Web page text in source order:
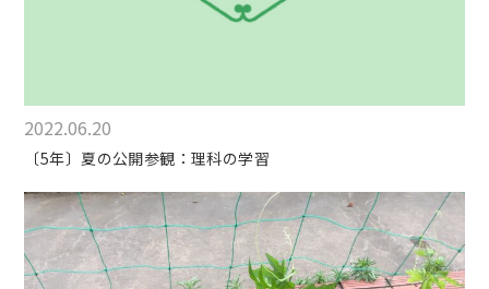
2022.06.20
〔5年〕夏の公開参観：理科の学習